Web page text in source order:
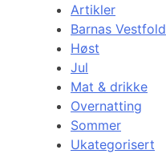
Artikler
Barnas Vestfold
Høst
Jul
Mat & drikke
Overnatting
Sommer
Ukategorisert